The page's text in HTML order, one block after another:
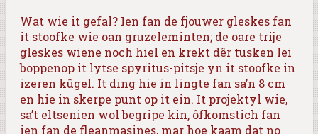
Wat wie it gefal? Ien fan de fjouwer gleskes fan
it stoofke wie oan gruzeleminten; de oare trije
gleskes wiene noch hiel en krekt dêr tusken lei
boppenop it lytse spyritus-pitsje yn it stoofke in
izeren kûgel. It ding hie in lingte fan sa’n 8 cm
en hie in skerpe punt op it ein. It projektyl wie,
sa’t eltsenien wol begripe kin, ôfkomstich fan
ien fan de fleanmasines, mar hoe kaam dat no